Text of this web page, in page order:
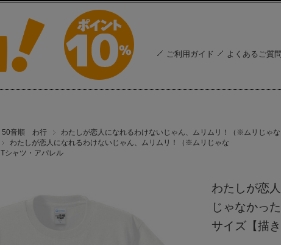
ご利用ガイド よくあるご質
50音順 わ行
わたしが恋人になれるわけないじゃん、ムリムリ！（※ムリじゃな
わたしが恋人になれるわけないじゃん、ムリムリ！（※ムリじゃな
Tシャツ・アパレル
わたしが恋
じゃなかっ
サイズ【描